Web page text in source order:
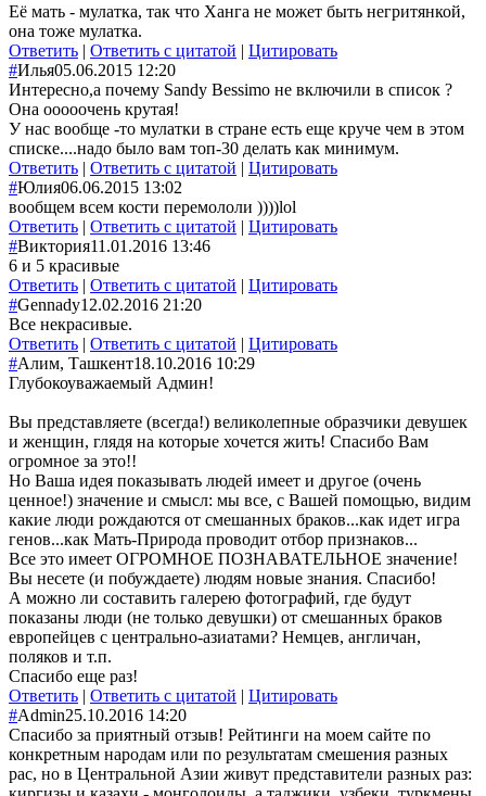
Её мать - мулатка, так что Ханга не может быть негритянкой,
она тоже мулатка.
Ответить | Ответить с цитатой | Цитировать
#Илья05.06.2015 12:20
Интересно,а почему Sandy Bessimo не включили в список ?
Она ооооочень крутая!
У нас вообще -то мулатки в стране есть еще круче чем в этом
списке....надо было вам топ-30 делать как минимум.
Ответить | Ответить с цитатой | Цитировать
#Юлия06.06.2015 13:02
вообщем всем кости перемололи ))))lol
Ответить | Ответить с цитатой | Цитировать
#Виктория11.01.2016 13:46
6 и 5 красивые
Ответить | Ответить с цитатой | Цитировать
#Gennady12.02.2016 21:20
Все некрасивые.
Ответить | Ответить с цитатой | Цитировать
#Алим, Ташкент18.10.2016 10:29
Глубокоуважаемый Админ!
Вы представляете (всегда!) великолепные образчики девушек
и женщин, глядя на которые хочется жить! Спасибо Вам
огромное за это!!
Но Ваша идея показывать людей имеет и другое (очень
ценное!) значение и смысл: мы все, с Вашей помощью, видим
какие люди рождаются от смешанных браков...как идет игра
генов...как Мать-Природа проводит отбор признаков...
Все это имеет ОГРОМНОЕ ПОЗНАВАТЕЛЬНОЕ значение!
Вы несете (и побуждаете) людям новые знания. Спасибо!
А можно ли составить галерею фотографий, где будут
показаны люди (не только девушки) от смешанных браков
европейцев с центрально-азиатами? Немцев, англичан,
поляков и т.п.
Спасибо еще раз!
Ответить | Ответить с цитатой | Цитировать
#Admin25.10.2016 14:20
Спасибо за приятный отзыв! Рейтинги на моем сайте по
конкретным народам или по результатам смешения разных
рас, но в Центральной Азии живут представители разных раз: